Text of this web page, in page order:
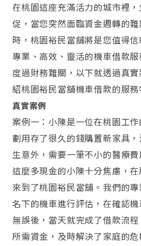
在桃園這座充滿活力的城市裡
促，當您突然面臨資金週轉的
時，桃園裕民當舖將是您值得
專業、高效、靈活的機車借款
度過財務難關，以下就透過真
紹桃園裕民當舖機車借款的服務
真實案例
案例一：小陳是一位在桃園工
劃用存了很久的錢購置新家具
生意外，需要一筆不小的醫療
這麼多現金的小陳十分焦慮，
來到了桃園裕民當舖。我們的
名下的機車進行評估，在確認
無誤後，當天就完成了借款流
所需資金，及時解決了家庭的危